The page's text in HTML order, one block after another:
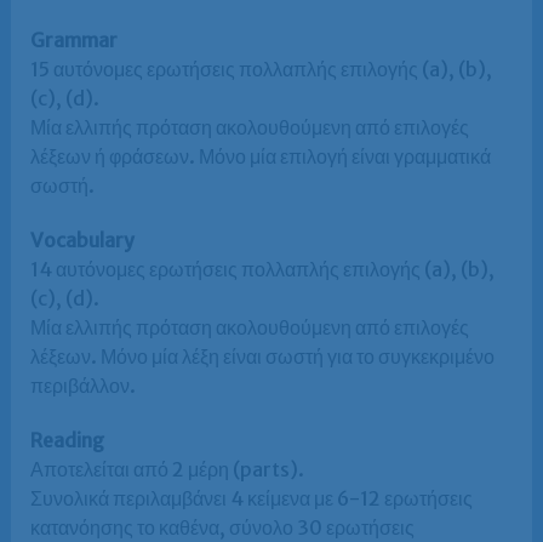
Grammar
15 αυτόνομες ερωτήσεις πολλαπλής επιλογής (a), (b),
(c), (d).
Μία ελλιπής πρόταση ακολουθούμενη από επιλογές
λέξεων ή φράσεων. Μόνο μία επιλογή είναι γραμματικά
σωστή.
Vocabulary
14 αυτόνομες ερωτήσεις πολλαπλής επιλογής (a), (b),
(c), (d).
Μία ελλιπής πρόταση ακολουθούμενη από επιλογές
λέξεων. Μόνο μία λέξη είναι σωστή για το συγκεκριμένο
περιβάλλον.
Reading
Αποτελείται από 2 μέρη (parts).
Συνολικά περιλαμβάνει 4 κείμενα με 6-12 ερωτήσεις
κατανόησης το καθένα, σύνολο 30 ερωτήσεις